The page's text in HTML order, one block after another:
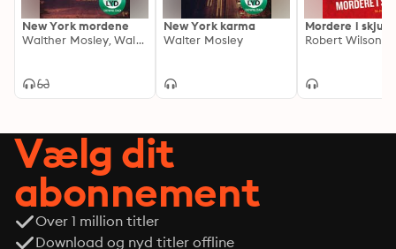
New York mordene
Walther Mosley, Walter Mosley
New York karma
Walter Mosley
Mordere i skjul
Robert Wilson
Vælg dit
abonnement
Over 1 million titler
Download og nyd titler offline